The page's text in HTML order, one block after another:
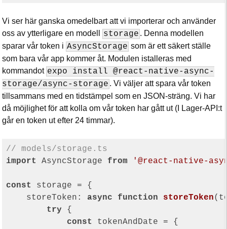
Vi ser här ganska omedelbart att vi importerar och använder
oss av ytterligare en modell
storage . Denna modellen
sparar vår token i AsyncStorage som är ett säkert ställe
som bara vår app kommer åt. Modulen istalleras med
kommandot expo install @react-native-async-
storage/async-storage . Vi väljer att spara vår token
tillsammans med en tidstämpel som en JSON-sträng. Vi har
då möjlighet för att kolla om vår token har gått ut (I Lager-API:t
går en token ut efter 24 timmar).
// models/storage.ts
import
AsyncStorage from '@react-native-
const
storage = {
storeToken : async function storeToken(
try {
const
tokenAndDate = {